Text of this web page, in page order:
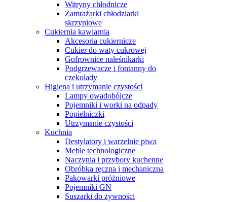
Witryny chłodnicze
Zamrażarki chłodziarki
skrzyniowe
Cukiernia kawiarnia
Akcesoria cukiernicze
Cukier do waty cukrowej
Gofrownice naleśnikarki
Podgrzewacze i fontanny do
czekolady
Higiena i utrzymanie czystości
Lampy owadobójcze
Pojemniki i worki na odpady
Popielniczki
Utrzymanie czystości
Kuchnia
Destylatory i warzelnie piwa
Meble technologiczne
Naczynia i przybory kuchenne
Obróbka ręczna i mechaniczna
Pakowarki próżniowe
Pojemniki GN
Suszarki do żywności